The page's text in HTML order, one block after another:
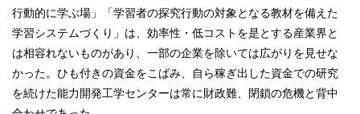
行動的に学ぶ場」「学習者の探究行動の対象となる教材を備えた
学習システムづくり」は、効率性・低コストを是とする産業界と
は相容れないものがあり、一部の企業を除いては広がりを見せな
かった。ひも付きの資金をこばみ、自ら稼ぎ出した資金での研究
を続けた能力開発工学センターは常に財政難、閉鎖の危機と背中